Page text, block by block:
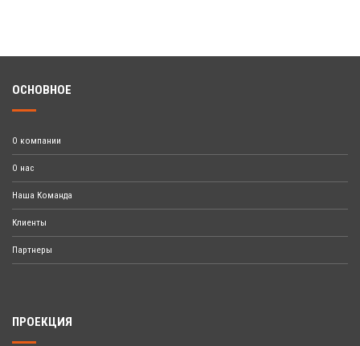
ОСНОВНОЕ
О компании
О нас
Наша Команда
Клиенты
Партнеры
ПРОЕКЦИЯ